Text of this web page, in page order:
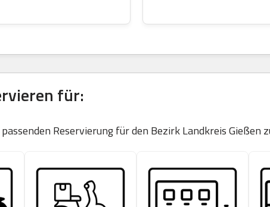
für:
Reservierung für den Bezirk Landkreis Gießen